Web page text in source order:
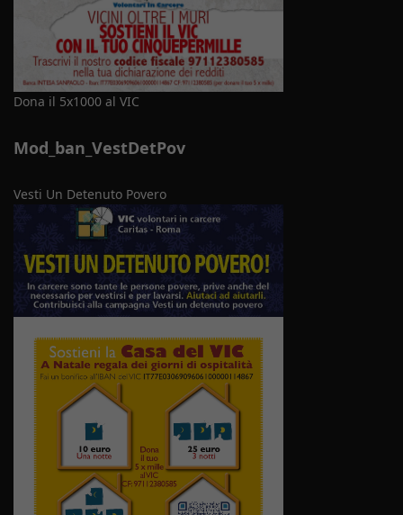
Dona il 5x1000 al VIC
Mod_ban_VestDetPov
Vesti Un Detenuto Povero